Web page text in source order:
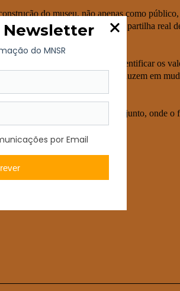
do museu, não apenas como
cultural, promovendo a partilha real
de debates orientados para identificar os
que as ideias recolhidas se traduzem em
e construído em conjunto, onde o